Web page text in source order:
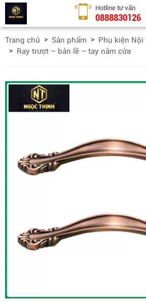
Hotline tư vấn
0888830126
Trang chủ Sản phẩm
Phụ kiện Nội
Ray trượt – bản lề – tay nắm cửa